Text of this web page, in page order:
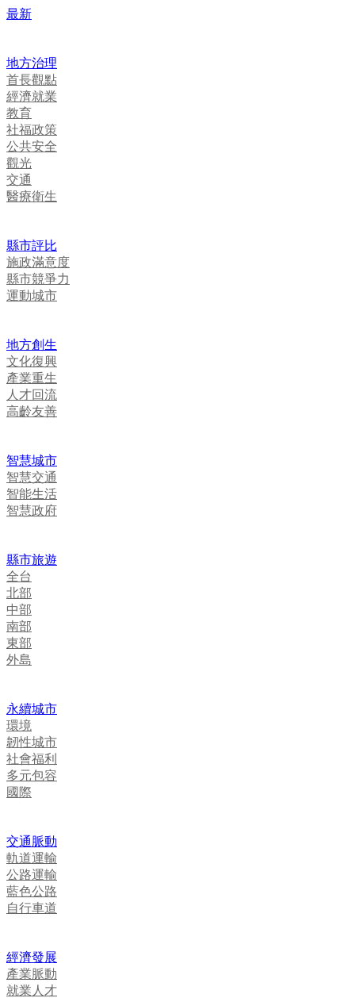
最新
地方治理
首長觀點
經濟就業
教育
社福政策
公共安全
觀光
交通
醫療衛生
縣市評比
施政滿意度
縣市競爭力
運動城市
地方創生
文化復興
產業重生
人才回流
高齡友善
智慧城市
智慧交通
智能生活
智慧政府
縣市旅遊
全台
北部
中部
南部
東部
外島
永續城市
環境
韌性城市
社會福利
多元包容
國際
交通脈動
軌道運輸
公路運輸
藍色公路
自行車道
經濟發展
產業脈動
就業人才